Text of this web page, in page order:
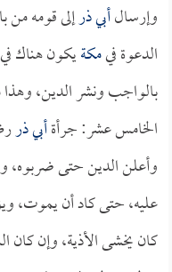
وإرسالأبي ذرإلى قومه
الدعوة فيمكةيكون هناك
بالواجب ونشر الدين،
الخامس عشر: جرأةأبي ذر
وأعلن الدين حتى ضربوه،
عليه، حتى كاد أن يموت،
كان يخشى الأذية، وإن